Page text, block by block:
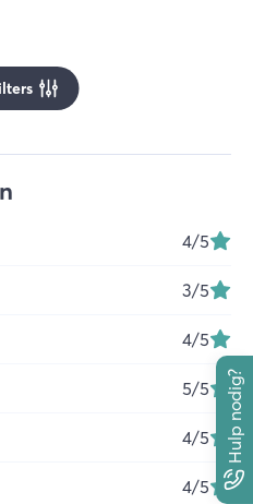
Hulp nodig?
4/5
3/5
4/5
5/5
4/5
4/5